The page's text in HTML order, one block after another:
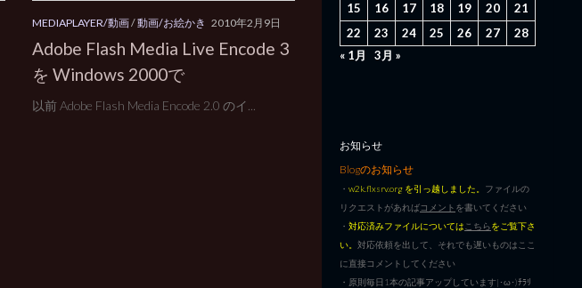
MEDIAPLAYER/動画/動画/お絵かき 2010年2月9日
Adobe Flash Media Live Encode 3
を Windows 2000で
以前 Adobe Flash Media Encode 2.0 のイ...
15
16 17 18 19 20
21
22
23 24 25 26 27
28
« 1月
3月 »
お知らせ
Blogのお知らせ
・ w2k.flxsrv.org を引っ越しました。 ファイルの
リクエストがあればコメント を書いてください
・ 対応済みファイルについては こちらをご覧下さ
い。 対応依頼を出して、それでも遅いものはここ
に直接コメントしてください
・原則毎日1本の記事アップしています|･ω･)ﾁﾗﾘ